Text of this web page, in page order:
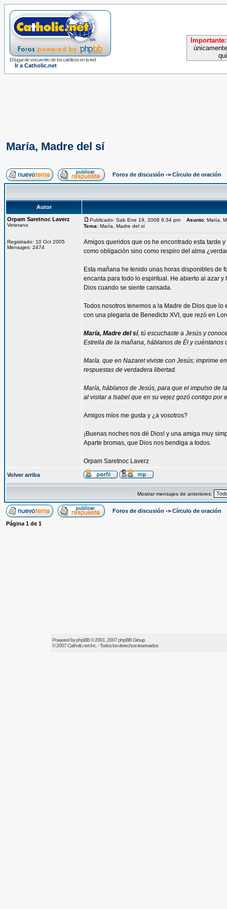
El lugar de encuentro de los católicos en la red
Ir a Catholic.net
Importante:
María, Madre del sí
Foros de discusión -> Círculo de oración
Autor
Orpam Saretnoc Laverz
Veterano
Registrado: 10 Oct 2005
Mensajes: 2474
Publicado: Sab Ene 19, 2008 6:34 pm Asunto: María,
Tema: María, Madre del sí
Amigos queridos que os he encontrado esta tarde
como obligación sino como respiro del alma
Esta mañana he tenido unas horas disponibles de
encanta para todo lo espiritual. He abierto al azar
Dios cuando se siente cansada.
Todos nosotros tenemos a la Madre de Dios que
con una plegaria de Benedicto XVI, que rezó en
María, Madre del sí, tú escuchaste a Jesús y
Estrella de la mañana, háblanos de Él y cuéntanos
María. que en Nazaret viviste con Jesús; imprime
respuestas de verdadera libertad.
María, háblanos de Jesús, para que el impulso de
al visitar a Isabel que en su vejez gozó contigo por
Amigos míos me gusta y ¿a vosotros?
¡Buenas noches nos dé Dios! y una amiga muy
Aparte bromas, que Dios nos bendiga a todos.
Orpam Saretnoc Laverz
Volver arriba
Mostrar mensajes de anteriores:
Foros de discusión -> Círculo de oración
Página 1 de 1
Powered byphpBB© 2001, 2007 phpBB Group
© 2007Catholic.netInc. - Todos los derechos reservados